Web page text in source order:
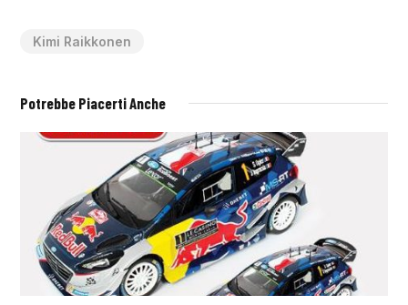
Kimi Raikkonen
Potrebbe Piacerti Anche